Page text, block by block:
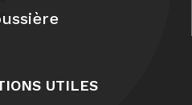
UTILES